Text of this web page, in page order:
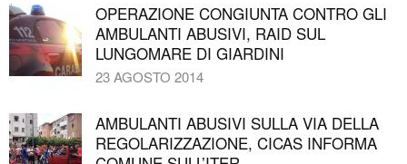
OPERAZIONE CONGIUNTA CONTRO GLI
AMBULANTI ABUSIVI, RAID SUL
LUNGOMARE DI GIARDINI
23 AGOSTO 2014
AMBULANTI ABUSIVI SULLA VIA DELLA
REGOLARIZZAZIONE, CICAS INFORMA